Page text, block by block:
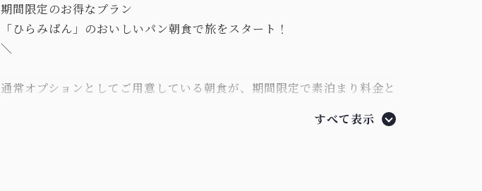
期間限定のお得なプラン
「ひらみぱん」のおいしいパン朝食で旅をスタート！
＼
通常オプションとしてご用意している朝食が、期間限定で素泊まり料金と
列のできる人気ビストロベーカリー「ひらみぱん」のおいしいパンを
すべて表示